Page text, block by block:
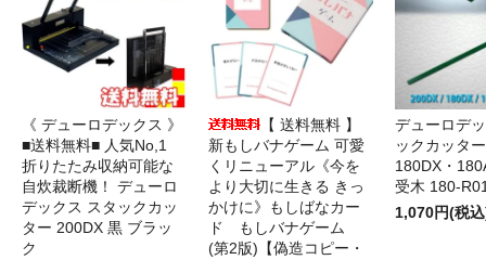
《 デューロデックス 》
■送料無料■ 人気No,1
折りたたみ収納可能な
自炊裁断機！ デューロ
デックス スタックカッ
ター 200DX 黒 ブラッ
ク
【 送料無料 】
新もしバナゲーム 可愛
くリニューアル《今を
より大切に生きる きっ
かけに》もしばなカー
ド もしバナゲーム
(第2版)【偽造コピー・
デューロデ
ックカッタ
180DX・
受木 180-
1,070円(税